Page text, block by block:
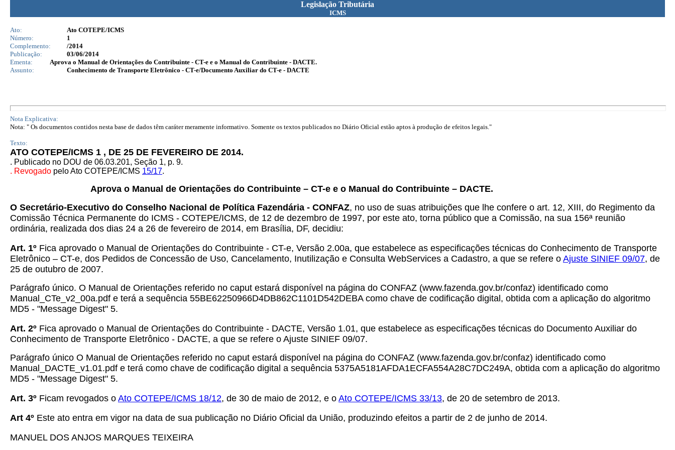
Legislação Tributária
ICMS
Ato:
Ato COTEPE/ICMS
Número:
1
Complemento:
/2014
Publicação:
03/06/2014
Ementa:
Aprova o Manual de Orientações do Contribuinte - CT-e e o Manual do Contribuinte - DACTE.
Assunto:
Conhecimento de Transporte Eletrônico - CT-e/Documento Auxiliar do CT-e - DACTE
Nota Explicativa:
Nota: " Os documentos contidos nesta base de dados têm caráter meramente informativo. Somente os textos publicados no Diário Oficial estão aptos à produção de efeitos legais."
Texto:
ATO COTEPE/ICMS 1 , DE 25 DE FEVEREIRO DE 2014.
. Publicado no DOU de 06.03.201, Seção 1, p. 9.
. Revogado pelo Ato COTEPE/ICMS 15/17.
Aprova o Manual de Orientações do Contribuinte – CT-e e o Manual do Contribuinte – DACTE.
O Secretário-Executivo do Conselho Nacional de Política Fazendária - CONFAZ, no uso de suas atribuições que lhe confere o art. 12, XIII, do Regimento da
Comissão Técnica Permanente do ICMS - COTEPE/ICMS, de 12 de dezembro de 1997, por este ato, torna público que a Comissão, na sua 156ª reunião
ordinária, realizada dos dias 24 a 26 de fevereiro de 2014, em Brasília, DF, decidiu:
Art. 1º Fica aprovado o Manual de Orientações do Contribuinte - CT-e, Versão 2.00a, que estabelece as especificações técnicas do Conhecimento de Transporte
Eletrônico – CT-e, dos Pedidos de Concessão de Uso, Cancelamento, Inutilização e Consulta WebServices a Cadastro, a que se refere o Ajuste SINIEF 09/07, de
25 de outubro de 2007.
Parágrafo único. O Manual de Orientações referido no caput estará disponível na página do CONFAZ (www.fazenda.gov.br/confaz) identificado como
Manual_CTe_v2_00a.pdf e terá a sequência 55BE62250966D4DB862C1101D542DEBA como chave de codificação digital, obtida com a aplicação do algoritmo
MD5 - "Message Digest" 5.
Art. 2º Fica aprovado o Manual de Orientações do Contribuinte - DACTE, Versão 1.01, que estabelece as especificações técnicas do Documento Auxiliar do
Conhecimento de Transporte Eletrônico - DACTE, a que se refere o Ajuste SINIEF 09/07.
Parágrafo único O Manual de Orientações referido no caput estará disponível na página do CONFAZ (www.fazenda.gov.br/confaz) identificado como
Manual_DACTE_v1.01.pdf e terá como chave de codificação digital a sequência 5375A5181AFDA1ECFA554A28C7DC249A, obtida com a aplicação do algoritmo
MD5 - "Message Digest" 5.
Art. 3º Ficam revogados o Ato COTEPE/ICMS 18/12, de 30 de maio de 2012, e o Ato COTEPE/ICMS 33/13, de 20 de setembro de 2013.
Art 4º Este ato entra em vigor na data de sua publicação no Diário Oficial da União, produzindo efeitos a partir de 2 de junho de 2014.
MANUEL DOS ANJOS MARQUES TEIXEIRA